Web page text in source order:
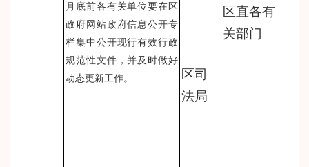
月底前各有关单位要在区
政府网站政府信息公开专
栏集中公开现行有效行政
规范性文件，并及时做好
动态更新工作。
区司
法局
区直各有
关部门